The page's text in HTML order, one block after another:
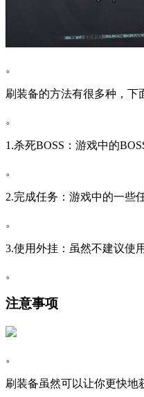
。
刷装备的方法有很多种，下
。
1.杀死BOSS：游戏中的
。
2.完成任务：游戏中的一些
。
3.使用外挂：虽然不建议使
。
注意事项
。
刷装备虽然可以让你更快地